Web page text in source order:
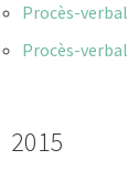
Procès-verbal
Procès-verbal
2015